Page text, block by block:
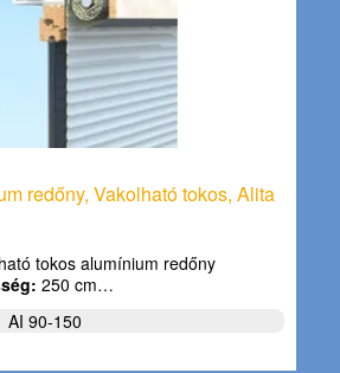
redőny, Vakolható tokos, Alita
tokos alumínium redőny
250 cm…
AI 90-150